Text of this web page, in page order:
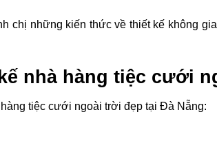
chị những kiến thức về thiết kế không
nhà hàng tiệc cưới
tiệc cưới ngoài trời đẹp tại Đà Nẵng: